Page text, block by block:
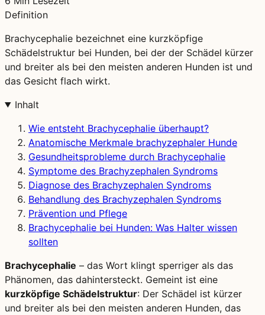
Definition
Brachycephalie bezeichnet eine kurzköpfige
Schädelstruktur bei Hunden, bei der der Schädel kürzer
und breiter als bei den meisten anderen Hunden ist und
das Gesicht flach wirkt.
Inhalt
Wie entsteht Brachycephalie überhaupt?
Anatomische Merkmale brachyzephaler Hunde
Gesundheitsprobleme durch Brachycephalie
Symptome des Brachyzephalen Syndroms
Diagnose des Brachyzephalen Syndroms
Behandlung des Brachyzephalen Syndroms
Prävention und Pflege
Brachycephalie bei Hunden: Was Halter wissen
sollten
Brachycephalie – das Wort klingt sperriger als das
Phänomen, das dahintersteckt. Gemeint ist eine
kurzköpfige Schädelstruktur: Der Schädel ist kürzer
und breiter als bei den meisten anderen Hunden, das